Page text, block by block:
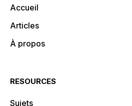
Accueil
Articles
À propos
RESOURCES
Sujets